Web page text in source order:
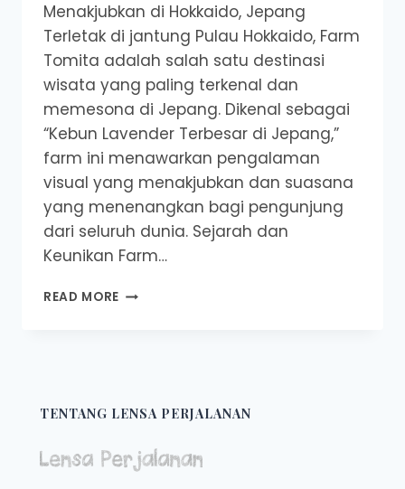
Menakjubkan di Hokkaido, Jepang
Terletak di jantung Pulau Hokkaido, Farm
Tomita adalah salah satu destinasi
wisata yang paling terkenal dan
memesona di Jepang. Dikenal sebagai
“Kebun Lavender Terbesar di Jepang,”
farm ini menawarkan pengalaman
visual yang menakjubkan dan suasana
yang menenangkan bagi pengunjung
dari seluruh dunia. Sejarah dan
Keunikan Farm…
READ MORE 3
JADI
DESTINASI
WISATA
POPULER
TENTANG LENSA PERJALANAN